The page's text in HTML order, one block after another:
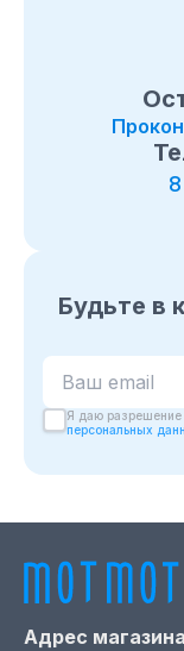
Будьте в
Ваш email для
Я даю разрешение
персональных
Адрес магазина